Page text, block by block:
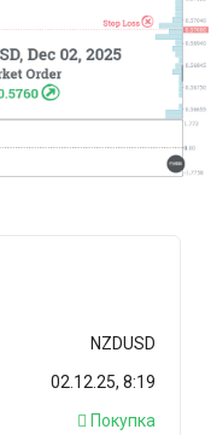
NZDUSD
02.12.25, 8:19
Покупка